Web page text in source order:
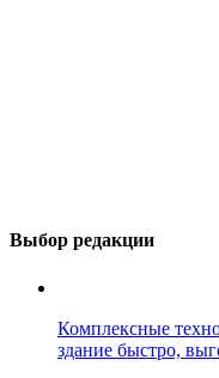
Выбор редакции
Комплексные
здание быстро,